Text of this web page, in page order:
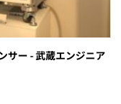
サー - 武蔵エンジニア